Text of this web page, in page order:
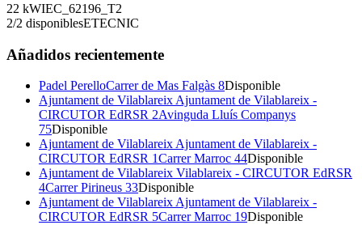
22 kWIEC_62196_T2
2/2 disponiblesETECNIC
Añadidos recientemente
Padel PerelloCarrer de Mas Falgàs 8Disponible
Ajuntament de Vilablareix Ajuntament de Vilablareix -
CIRCUTOR EdRSR 2Avinguda Lluís Companys
75Disponible
Ajuntament de Vilablareix Ajuntament de Vilablareix -
CIRCUTOR EdRSR 1Carrer Marroc 44Disponible
Ajuntament de Vilablareix Vilablareix - CIRCUTOR EdRSR
4Carrer Pirineus 33Disponible
Ajuntament de Vilablareix Ajuntament de Vilablareix -
CIRCUTOR EdRSR 5Carrer Marroc 19Disponible